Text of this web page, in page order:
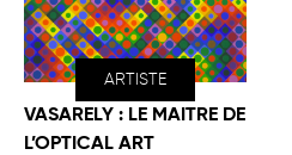
ARTISTE
VASARELY : LE MAITRE DE
L’OPTICAL ART